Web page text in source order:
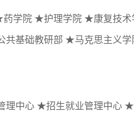
学院 ★护理学院 ★康复技
共基础教研部 ★马克思主义学
理中心 ★招生就业管理中心 ★